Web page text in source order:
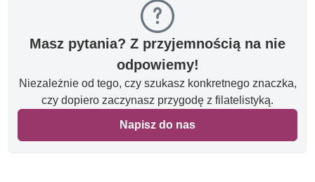
Masz pytania? Z przyjemnością na nie
odpowiemy!
Niezależnie od tego, czy szukasz konkretnego znaczka,
czy dopiero zaczynasz przygodę z filatelistyką.
Napisz do nas